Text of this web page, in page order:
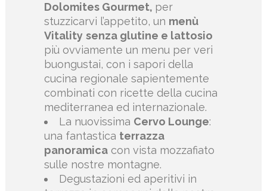
Dolomites Gourmet, per
stuzzicarvi l’appetito, un menù
Vitality senza glutine e lattosio
più ovviamente un menu per veri
buongustai, con i sapori della
cucina regionale sapientemente
combinati con ricette della cucina
mediterranea ed internazionale.
La nuovissima Cervo Lounge:
una fantastica terrazza
panoramica con vista mozzafiato
sulle nostre montagne.
Degustazioni ed aperitivi in